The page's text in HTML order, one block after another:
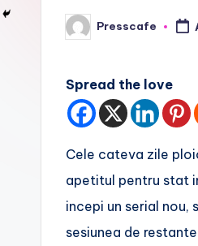
Posted
by
Presscafe
Spread the love
Cele cateva zile
apetitul pentru stat
incepi un serial
sesiunea de